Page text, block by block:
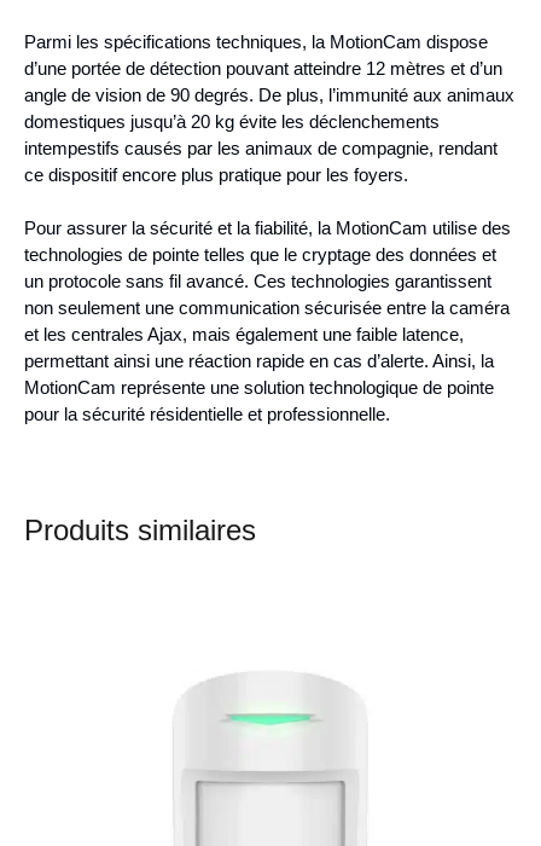
Parmi les spécifications techniques, la MotionCam dispose
d’une portée de détection pouvant atteindre 12 mètres et d’un
angle de vision de 90 degrés. De plus, l’immunité aux animaux
domestiques jusqu’à 20 kg évite les déclenchements
intempestifs causés par les animaux de compagnie, rendant
ce dispositif encore plus pratique pour les foyers.
Pour assurer la sécurité et la fiabilité, la MotionCam utilise des
technologies de pointe telles que le cryptage des données et
un protocole sans fil avancé. Ces technologies garantissent
non seulement une communication sécurisée entre la caméra
et les centrales Ajax, mais également une faible latence,
permettant ainsi une réaction rapide en cas d’alerte. Ainsi, la
MotionCam représente une solution technologique de pointe
pour la sécurité résidentielle et professionnelle.
Produits similaires